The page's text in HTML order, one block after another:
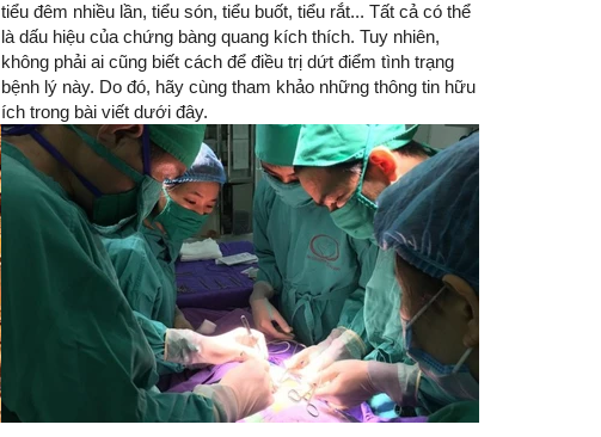
tiểu đêm nhiều lần, tiểu són, tiểu buốt, tiểu rắt... Tất cả có thể
là dấu hiệu của chứng bàng quang kích thích. Tuy nhiên,
không phải ai cũng biết cách để điều trị dứt điểm tình trạng
bệnh lý này. Do đó, hãy cùng tham khảo những thông tin hữu
ích trong bài viết dưới đây.